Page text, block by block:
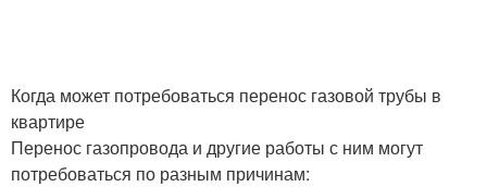
Когда может потребоваться перенос газовой трубы в
квартире
Перенос газопровода и другие работы с ним могут
потребоваться по разным причинам: